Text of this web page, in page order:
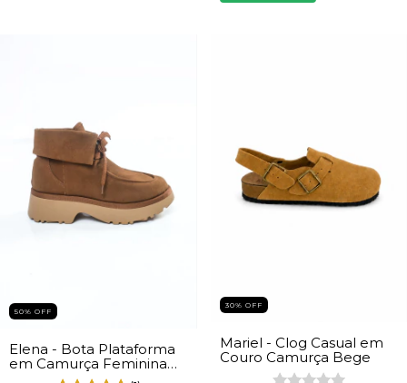
50% OFF
Elena - Bota Plataforma
em Camurça Feminina
Caramelo
30% OFF
Mariel - Clog Casual em
Couro Camurça Bege